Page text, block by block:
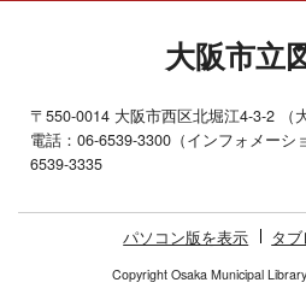
大阪市立
〒550-0014 大阪市西区北堀江4-3-2 （
電話：06-6539-3300（インフォメー
6539-3335
パソコン版を表示 タ
Copyright Osaka Municipal